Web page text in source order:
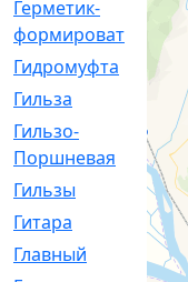
Герметик-
формирователь
Гидромуфта
Гильза
Гильзо-
Поршневая
Гильзы
Гитара
Главный